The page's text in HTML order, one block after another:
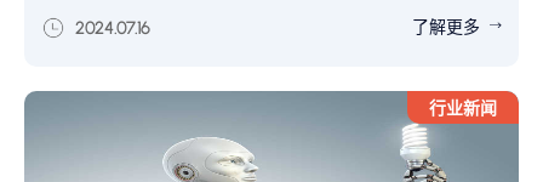
2024.07.16 了解更多
行业新闻